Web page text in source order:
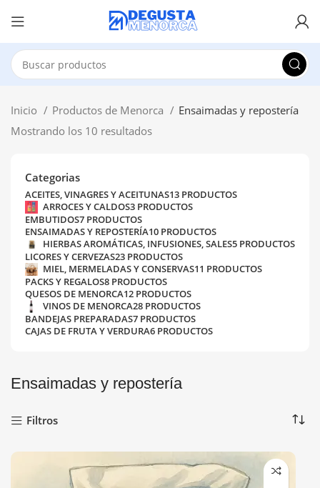
Inicio Productos de Menorca
Ensaimadas y repostería
Mostrando los 10 resultados
Categorias
ACEITES, VINAGRES Y ACEITUNAS13 PRODUCTOS
ARROCES Y CALDOS3 PRODUCTOS
EMBUTIDOS7 PRODUCTOS
ENSAIMADAS Y REPOSTERÍA10 PRODUCTOS
HIERBAS AROMÁTICAS, INFUSIONES, SALES5 PRODUCTOS
LICORES Y CERVEZAS23 PRODUCTOS
MIEL, MERMELADAS Y CONSERVAS11 PRODUCTOS
PACKS Y REGALOS8 PRODUCTOS
QUESOS DE MENORCA12 PRODUCTOS
VINOS DE MENORCA28 PRODUCTOS
BANDEJAS PREPARADAS7 PRODUCTOS
CAJAS DE FRUTA Y VERDURA6 PRODUCTOS
Ensaimadas y repostería
Filtros